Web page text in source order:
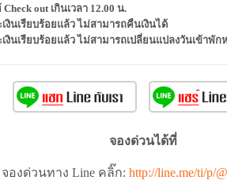
out เกินเวลา 12.00 น.
งินเรียบร้อยแล้ว ไม่สามารถคืนเงินได้
งินเรียบร้อยแล้ว ไม่สามารถเปลี่ยนแปลงวันเข้าพัก
จองด่วนได้ที่
จองด่วนทาง Line คลิ๊ก: http://line.me/ti/p/